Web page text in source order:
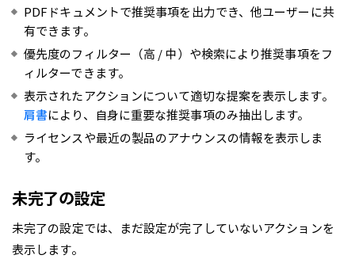
PDFドキュメントで推奨事項を出力でき、他ユーザーに共
有できます。
優先度のフィルター（高 / 中）や検索により推奨事項をフ
ィルターできます。
表示されたアクションについて適切な提案を表示します。
肩書により、自身に重要な推奨事項のみ抽出します。
ライセンスや最近の製品のアナウンスの情報を表示しま
す。
未完了の設定
未完了の設定では、まだ設定が完了していないアクションを
表示します。